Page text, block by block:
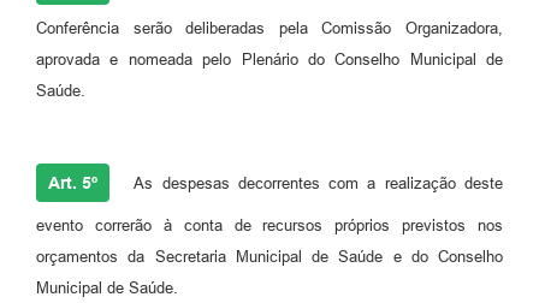
Conferência serão deliberadas pela Comissão Organizadora,
aprovada e nomeada pelo Plenário do Conselho Municipal de
Saúde.
Art. 5º As despesas decorrentes com a realização deste
evento correrão à conta de recursos próprios previstos nos
orçamentos da Secretaria Municipal de Saúde e do Conselho
Municipal de Saúde.